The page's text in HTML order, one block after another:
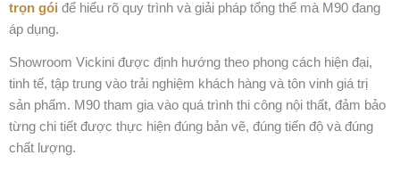
trọn gói để hiểu rõ quy trình và giải pháp tổng thể mà M90 đang
áp dụng.
Showroom Vickini được định hướng theo phong cách hiện đại,
tinh tế, tập trung vào trải nghiệm khách hàng và tôn vinh giá trị
sản phẩm. M90 tham gia vào quá trình thi công nội thất, đảm bảo
từng chi tiết được thực hiện đúng bản vẽ, đúng tiến độ và đúng
chất lượng.